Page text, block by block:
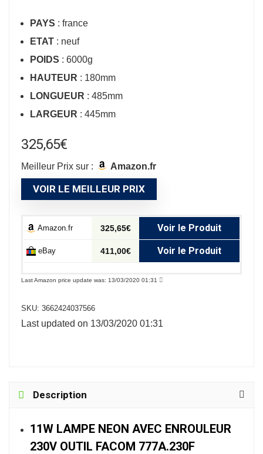
PAYS : france
ETAT : neuf
POIDS : 6000g
HAUTEUR : 180mm
LONGUEUR : 485mm
LARGEUR : 445mm
325,65€
Meilleur Prix sur : Amazon.fr
VOIR LE MEILLEUR PRIX
Amazon.fr 325,65€ Voir le Produit
eBay 411,00€ Voir le Produit
Last Amazon price update was: 13/03/2020 01:31
SKU: 3662424037566
Last updated on 13/03/2020 01:31
Description
11W LAMPE NEON AVEC ENROULEUR
230V OUTIL FACOM 777A.230F